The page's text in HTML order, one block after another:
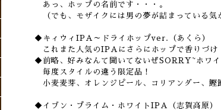
あっ、ホップの名前です・・・。
（でも、モザイクには男の夢が詰まっている気
◆キィウィIPA～ドライホップver.（あくら）
これまた人気のIPAにさらにホップで香りづけ
◆前略、好みなんて聞いてないぜSORRY~ホワ
毎度スタイルの違う限定品！
小麦麦芽、オレンジピール、コリアンダー、
◆イブン・プライム・ホワイトIPA（志賀高原）